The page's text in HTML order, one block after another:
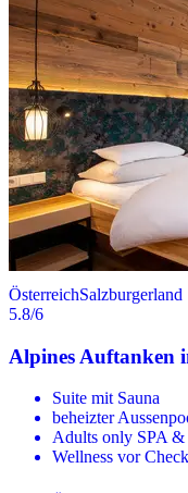
ÖsterreichSalzburgerland
5.8/6
Alpines Auftanken
Suite mit Sauna
beheizter
Adults only SPA
Wellness vor